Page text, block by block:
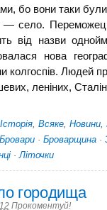
бо вони таки
— село.
від назви
нова
колгоспів. Людей
леніних,
Історія Всяке Новини
Бровари · Броварщина ·
· Літочки
городища
Прокоментуй!